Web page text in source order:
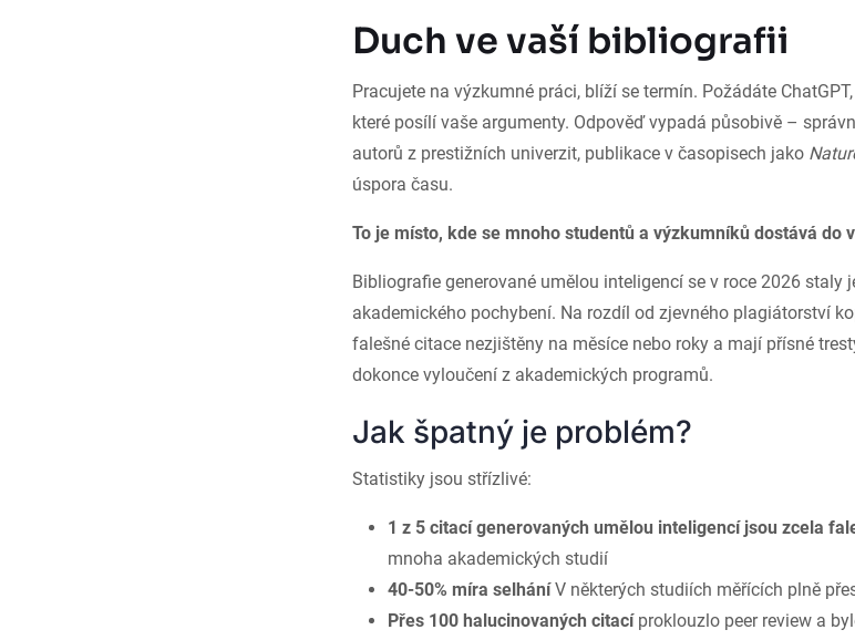
Duch ve vaší bibliografii
Pracujete na výzkumné práci, blíží se termín. Požádáte
které posílí vaše argumenty. Odpověď vypadá působivě –
autorů z prestižních univerzit, publikace v časopisech jako
úspora času.
To je místo, kde se mnoho studentů a výzkumníků dostává do
Bibliografie generované umělou inteligencí se v roce 2026 staly
akademického pochybení. Na rozdíl od zjevného plagiátorství
falešné citace nezjištěny na měsíce nebo roky a mají přísné
dokonce vyloučení z akademických programů.
Jak špatný je problém?
Statistiky jsou střízlivé:
1 z 5 citací generovaných umělou inteligencí jsou zcela
mnoha akademických studií
40-50% míra selháníV některých studiích měřících plně
Přes 100 halucinovaných citacíproklouzlo peer review a